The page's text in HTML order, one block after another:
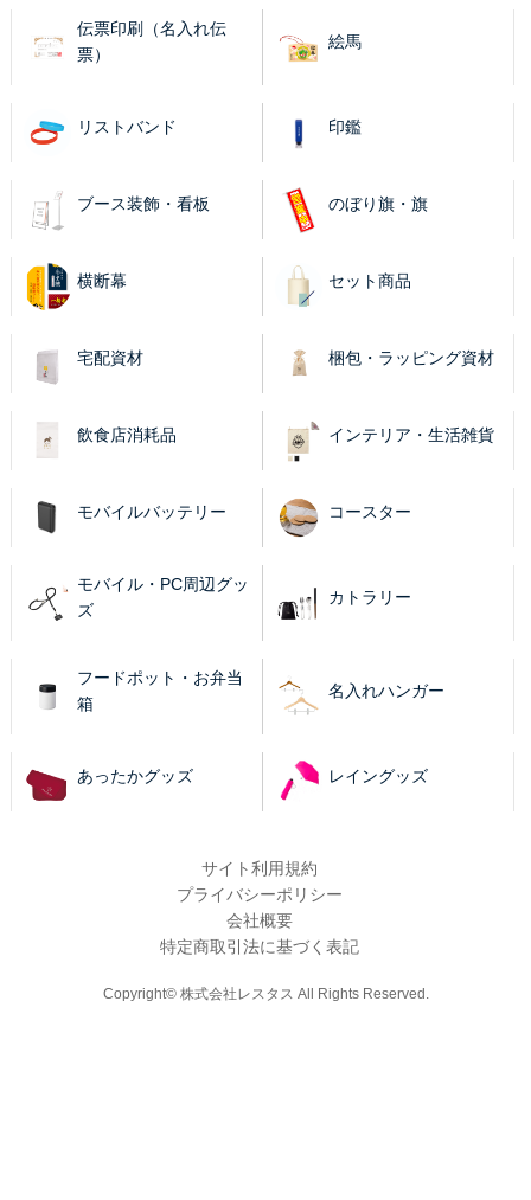
伝票印刷（名入れ伝
票）
絵馬
リストバンド 印鑑
ブース装飾・看板 のぼり旗・旗
横断幕 セット商品
宅配資材 梱包・ラッピング資材
飲食店消耗品 インテリア・生活雑貨
モバイルバッテリー コースター
モバイル・PC周辺グッ
ズ
カトラリー
フードポット・お弁当
箱
名入れハンガー
あったかグッズ レイングッズ
サイト利用規約
プライバシーポリシー
会社概要
特定商取引法に基づく表記
Copyright© 株式会社レスタス All Rights Reserved.